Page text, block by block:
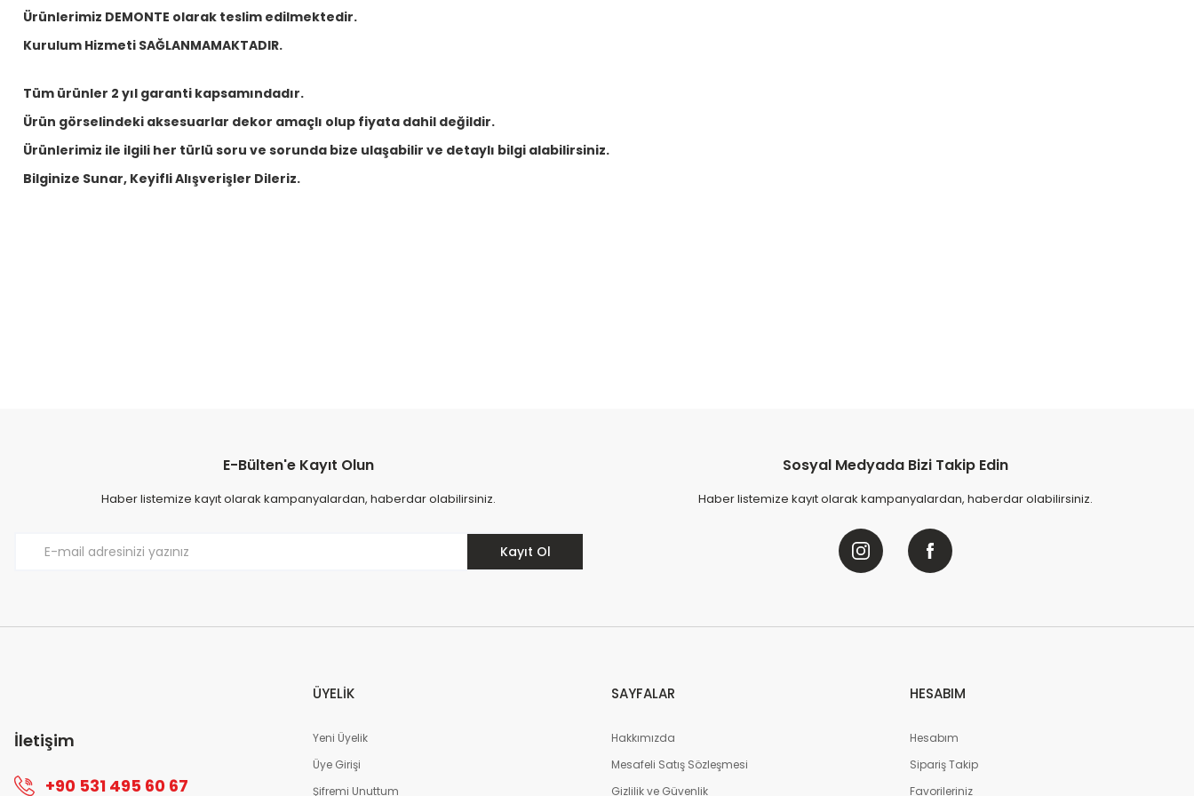
Ürünlerimiz DEMONTE olarak teslim edilmektedir.
Kurulum Hizmeti SAĞLANMAMAKTADIR.
Tüm ürünler 2 yıl garanti kapsamındadır.
Ürün görselindeki aksesuarlar dekor amaçlı olup fiyata dahil değildir.
Ürünlerimiz ile ilgili her türlü soru ve sorunda bize ulaşabilir ve detaylı bilgi alabilirsiniz.
Bilginize Sunar, Keyifli Alışverişler Dileriz.
E-Bülten'e Kayıt Olun
Haber listemize kayıt olarak kampanyalardan, haberdar olabilirsiniz.
Kayıt Ol
Sosyal Medyada Bizi Takip Edin
Haber listemize kayıt olarak kampanyalardan, haberdar olabilirsiniz.
İletişim
+90 531 495 60 67
ÜYELİK
Yeni Üyelik
Üye Girişi
Şifremi Unuttum
SAYFALAR
Hakkımızda
Mesafeli Satış Sözleşmesi
Gizlilik ve Güvenlik
HESABIM
Hesabım
Sipariş Takip
Favorileriniz